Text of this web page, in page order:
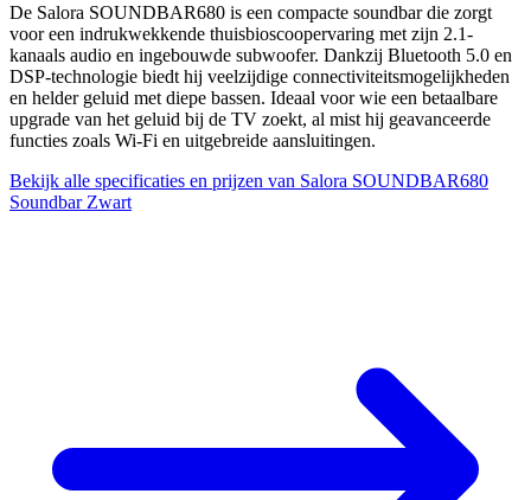
De Salora SOUNDBAR680 is een compacte soundbar die zorgt
voor een indrukwekkende thuisbioscoopervaring met zijn 2.1-
kanaals audio en ingebouwde subwoofer. Dankzij Bluetooth 5.0 en
DSP-technologie biedt hij veelzijdige connectiviteitsmogelijkheden
en helder geluid met diepe bassen. Ideaal voor wie een betaalbare
upgrade van het geluid bij de TV zoekt, al mist hij geavanceerde
functies zoals Wi-Fi en uitgebreide aansluitingen.
Bekijk alle specificaties en prijzen van Salora SOUNDBAR680
Soundbar Zwart